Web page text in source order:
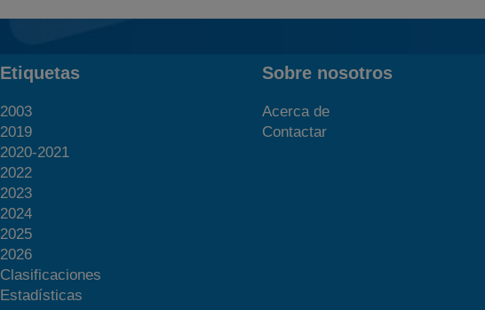
Etiquetas
2003
2019
2020-2021
2022
2023
2024
2025
2026
Clasificaciones
Estadísticas
Sobre nosotros
Acerca de
Contactar